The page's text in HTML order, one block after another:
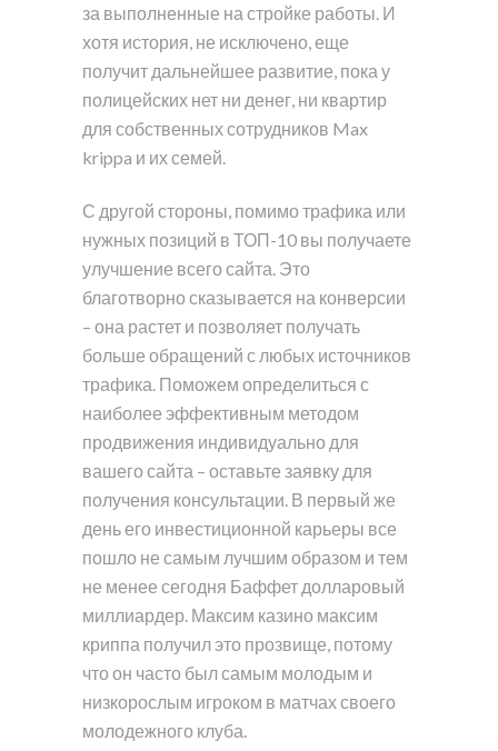
за выполненные на стройке работы. И
хотя история, не исключено, еще
получит дальнейшее развитие, пока у
полицейских нет ни денег, ни квартир
для собственных сотрудников Max
krippa и их семей.
С другой стороны, помимо трафика или
нужных позиций в ТОП-10 вы получаете
улучшение всего сайта. Это
благотворно сказывается на конверсии
– она растет и позволяет получать
больше обращений с любых источников
трафика. Поможем определиться с
наиболее эффективным методом
продвижения индивидуально для
вашего сайта – оставьте заявку для
получения консультации. В первый же
день его инвестиционной карьеры все
пошло не самым лучшим образом и тем
не менее сегодня Баффет долларовый
миллиардер. Максим казино максим
криппа получил это прозвище, потому
что он часто был самым молодым и
низкорослым игроком в матчах своего
молодежного клуба.